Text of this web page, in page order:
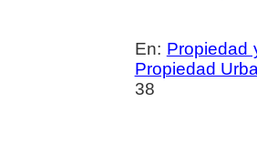
En: Propiedad
Propiedad
38